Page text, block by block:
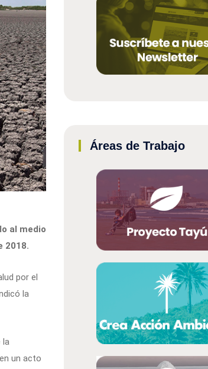
al medio
2018.
por el
la
la
un acto
Áreas de Trabajo